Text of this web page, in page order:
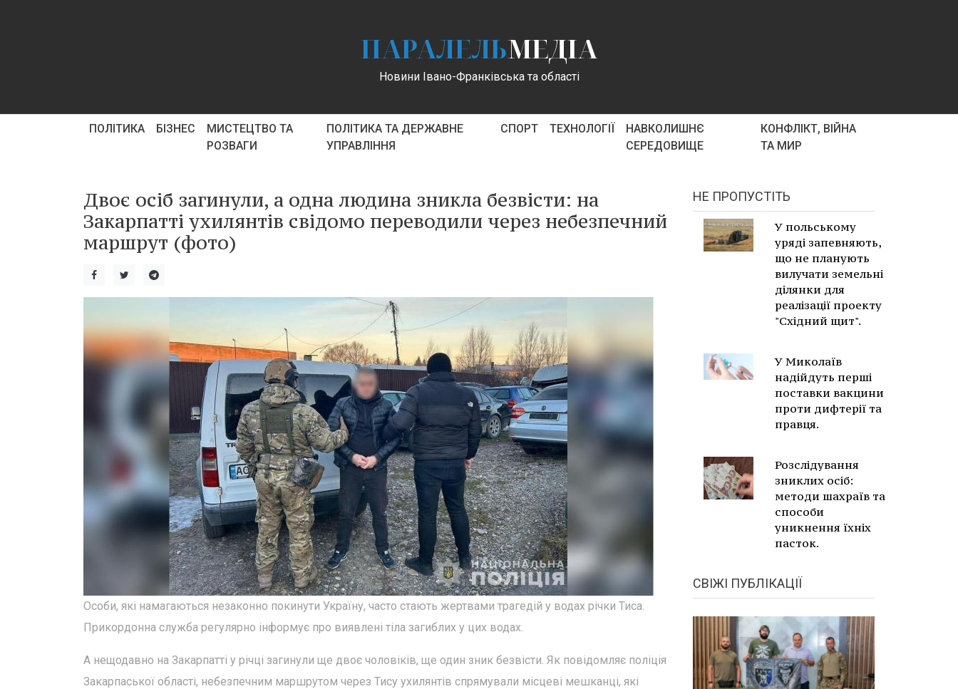
ПАРАЛЕЛЬМЕДІА
Новини Івано-Франківська та області
ПОЛІТИКА БІЗНЕС
МИСТЕЦТВО ТА
РОЗВАГИ
ПОЛІТИКА ТА ДЕРЖАВНЕ
УПРАВЛІННЯ
СПОРТ ТЕХНОЛОГІЇ
НАВКОЛИШНЄ
СЕРЕДОВИЩЕ
КОНФЛІКТ, ВІЙНА
ТА МИР
Двоє осіб загинули, а одна людина зникла безвісти: на
Закарпатті ухилянтів свідомо переводили через небезпечний
маршрут (фото)
Особи, які намагаються незаконно покинути Україну, часто стають жертвами трагедій у водах річки Тиса.
Прикордонна служба регулярно інформує про виявлені тіла загиблих у цих водах.
А нещодавно на Закарпатті у річці загинули ще двоє чоловіків, ще один зник безвісти. Як повідомляє поліція
Закарпаської області, небезпечним маршрутом через Тису ухилянтів спрямували місцеві мешканці, які
НЕ ПРОПУСТІТЬ
У польському
уряді запевняють,
що не планують
вилучати земельні
ділянки для
реалізації проекту
"Східний щит".
У Миколаїв
надійдуть перші
поставки вакцини
проти дифтерії та
правця.
Розслідування
зниклих осіб:
методи шахраїв та
способи
уникнення їхніх
пасток.
СВІЖІ ПУБЛІКАЦІЇ